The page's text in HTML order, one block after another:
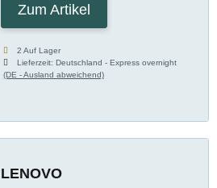
Zum Artikel
2 Auf Lager
Lieferzeit:Deutschland - Express overnight
(DE - Ausland abweichend)
LENOVO